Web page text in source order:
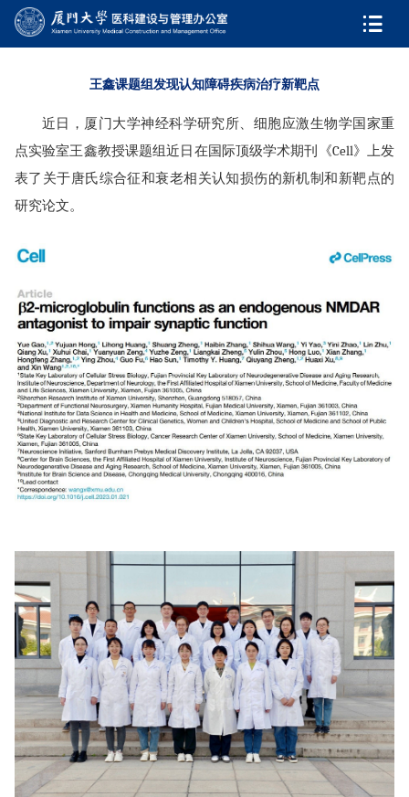
王鑫课题组发现认知障碍疾病治疗新靶点
近日，厦门大学神经科学研究所、细胞应激生物学国家重
点实验室王鑫教授课题组近日在国际顶级学术期刊《Cell》上发
表了关于唐氏综合征和衰老相关认知损伤的新机制和新靶点的
研究论文。